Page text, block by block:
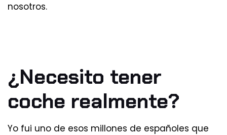
nosotros.
¿Necesito tener
coche realmente?
Yo fui uno de esos millones de españoles que